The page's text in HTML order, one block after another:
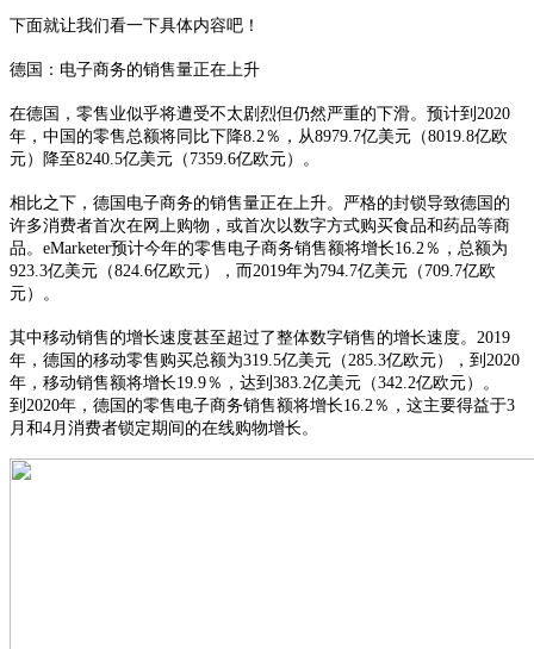
下面就让我们看一下具体内容吧！
德国：电子商务的销售量正在上升
在德国，零售业似乎将遭受不太剧烈但仍然严重的下滑。预计到 2020
年，中国的零售总额将同比下降8.2％，从8979.7亿美元（8019.8亿欧
元）降至8240.5亿美元（7359.6亿欧元）。
相比之下，德国电子商务的销售量正在上升。严格的封锁导致德国的
许多消费者首次在网上购物，或首次以数字方式购买食品和药品等商
品。 eMarketer预计今年的零售电子商务销售额将增长16.2％，总额为
923.3亿美元（824.6亿欧元），而2019年为794.7亿美元（709.7亿欧
元）。
其中移动销售的增长速度甚至超过了整体数字销售的增长速度。 2019
年，德国的移动零售购买总额为319.5亿美元（285.3亿欧元），到2020
年，移动销售额将增长19.9％，达到383.2亿美元（342.2亿欧元）
。
到 2020年，德国的零售电子商务销售额将增长16.2％，这主要得益于3
月和4月消费者锁定期间的在线购物增长。